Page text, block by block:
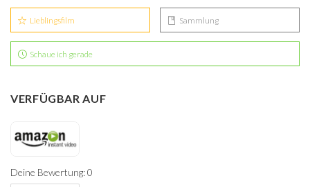
Lieblingsfilm Sammlung
Schaue ich gerade
VERFÜGBAR AUF
Deine Bewertung: 0